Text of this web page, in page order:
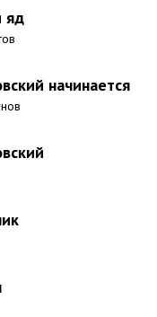
яд
начинается